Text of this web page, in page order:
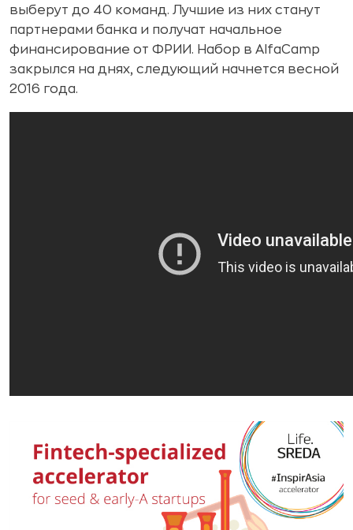
выберут до 40 команд. Лучшие из них станут
партнерами банка и получат начальное
финансирование от ФРИИ. Набор в AlfaCamp
закрылся на днях, следующий начнется весной
2016 года.